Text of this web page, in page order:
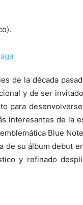
de la década
y de ser
para
interesantes de la
Blue
de su álbum debut
y refinado